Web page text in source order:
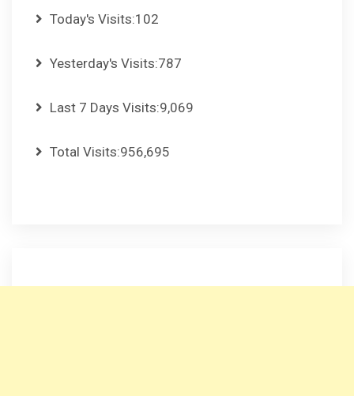
Today's Visits:102
Yesterday's Visits:787
Last 7 Days Visits:9,069
Total Visits:956,695